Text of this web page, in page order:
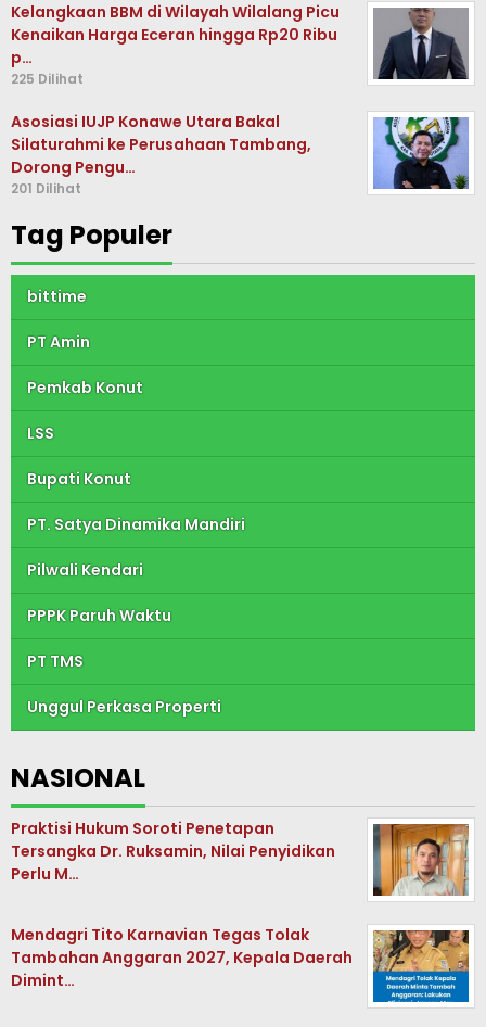
Kelangkaan BBM di Wilayah Wilalang Picu
Kenaikan Harga Eceran hingga Rp20 Ribu
p…
225 Dilihat
Asosiasi IUJP Konawe Utara Bakal
Silaturahmi ke Perusahaan Tambang,
Dorong Pengu…
201 Dilihat
Tag Populer
bittime
PT Amin
Pemkab Konut
LSS
Bupati Konut
PT. Satya Dinamika Mandiri
Pilwali Kendari
PPPK Paruh Waktu
PT TMS
Unggul Perkasa Properti
NASIONAL
Praktisi Hukum Soroti Penetapan
Tersangka Dr. Ruksamin, Nilai Penyidikan
Perlu M…
Mendagri Tito Karnavian Tegas Tolak
Tambahan Anggaran 2027, Kepala Daerah
Dimint…